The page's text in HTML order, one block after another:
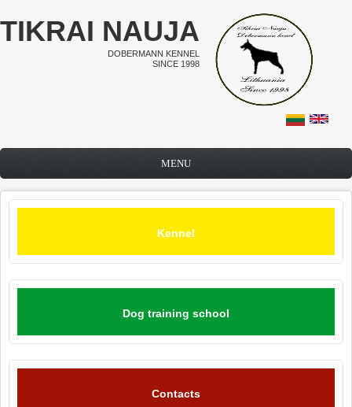
Skip to main content
TIKRAI NAUJA
DOBERMANN KENNEL
SINCE 1998
MENU
Kennel
Dog training school
Contacts